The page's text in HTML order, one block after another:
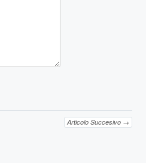
Articolo Succesivo →